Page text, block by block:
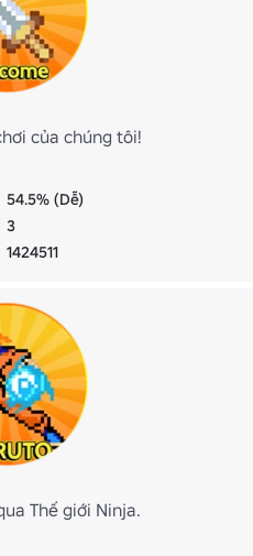
của chúng tôi!
54.5% (Dễ)
3
1424511
Thế giới Ninja.